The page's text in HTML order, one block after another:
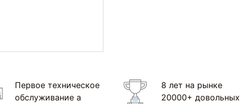
Первое техническое
обслуживание а
8 лет на рынке
20000+ довольных